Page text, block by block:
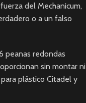
del Mechanicum,
o a un falso
peanas redondas
sin montar ni
plástico Citadel y